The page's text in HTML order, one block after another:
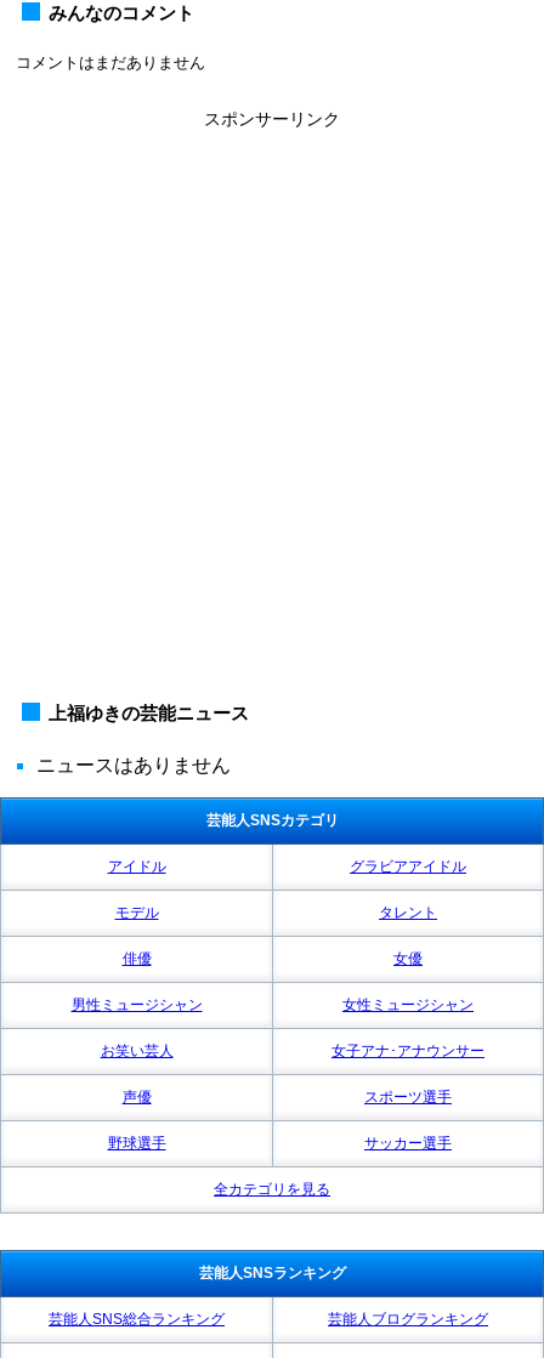
みんなのコメント
コメントはまだありません
スポンサーリンク
上福ゆきの芸能ニュース
ニュースはありません
芸能人SNSカテゴリ
アイドル グラビアアイドル
モデル タレント
俳優 女優
男性ミュージシャン 女性ミュージシャン
お笑い芸人 女子アナ･アナウンサー
声優 スポーツ選手
野球選手 サッカー選手
全カテゴリを見る
芸能人SNSランキング
芸能人SNS総合ランキング 芸能人ブログランキング